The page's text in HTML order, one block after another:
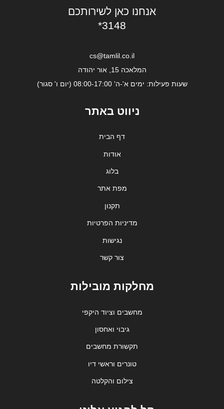
אנחנו כאן לשירותכם
*3148
cs@tamlil.co.il
המלאכה 15, אור יהודה
שעות פעילות: ימים א'-ה' 08:00-17:00 (יום ו' סגור)
ניווט באתר
דף הבית
אודות
בלוג
מפת אתר
תקנון
מדיניות הפרטיות
נגישות
צור קשר
מחלקות מובילות
מחשבים וציוד היקפי
גיבוי ואחסון
תקשורת מחשבים
טונרים וראשי דיו
צילום והקלטה